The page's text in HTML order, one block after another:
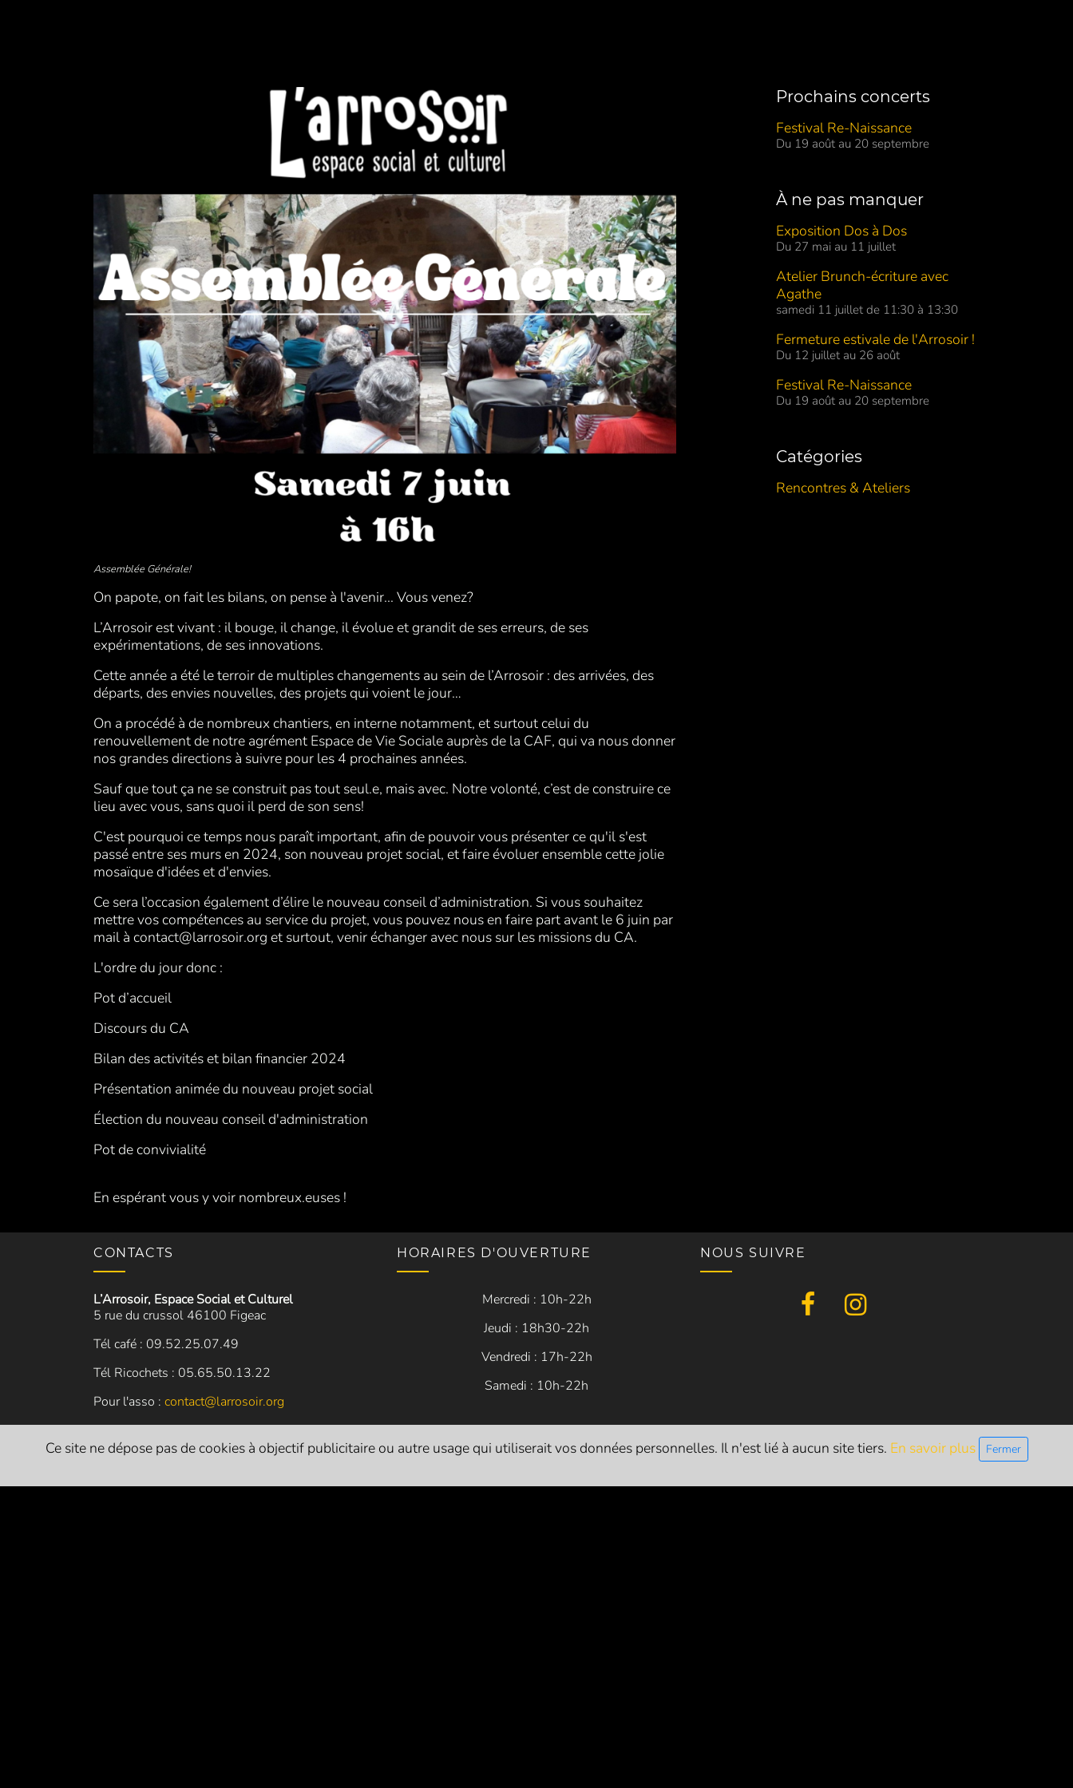
Assemblée Générale!
On papote, on fait les bilans, on pense à l'avenir... Vous venez?
L’Arrosoir est vivant : il bouge, il change, il évolue et grandit de ses erreurs, de ses
expérimentations, de ses innovations.
Cette année a été le terroir de multiples changements au sein de l’Arrosoir : des arrivées, des
départs, des envies nouvelles, des projets qui voient le jour…
On a procédé à de nombreux chantiers, en interne notamment, et surtout celui du
renouvellement de notre agrément Espace de Vie Sociale auprès de la CAF, qui va nous donner
nos grandes directions à suivre pour les 4 prochaines années.
Sauf que tout ça ne se construit pas tout seul.e, mais avec. Notre volonté, c’est de construire ce
lieu avec vous, sans quoi il perd de son sens!
C'est pourquoi ce temps nous paraît important, afin de pouvoir vous présenter ce qu'il s'est
passé entre ses murs en 2024, son nouveau projet social, et faire évoluer ensemble cette jolie
mosaïque d'idées et d'envies.
Ce sera l’occasion également d’élire le nouveau conseil d’administration. Si vous souhaitez
mettre vos compétences au service du projet, vous pouvez nous en faire part avant le 6 juin par
mail à contact@larrosoir.org et surtout, venir échanger avec nous sur les missions du CA.
L'ordre du jour donc :
Pot d’accueil
Discours du CA
Bilan des activités et bilan financier 2024
Présentation animée du nouveau projet social
Élection du nouveau conseil d'administration
Pot de convivialité
En espérant vous y voir nombreux.euses !
Prochains concerts
Festival Re-Naissance
Du 19 août au 20 septembre
À ne pas manquer
Exposition Dos à Dos
Du 27 mai au 11 juillet
Atelier Brunch-écriture avec
Agathe
samedi 11 juillet de 11:30 à 13:30
Fermeture estivale de l'Arrosoir !
Du 12 juillet au 26 août
Festival Re-Naissance
Du 19 août au 20 septembre
Catégories
Rencontres & Ateliers
CONTACTS
L’Arrosoir, Espace Social et Culturel
5 rue du crussol 46100 Figeac
Tél café : 09.52.25.07.49
Tél Ricochets : 05.65.50.13.22
Pour l'asso : contact@larrosoir.org
HORAIRES D'OUVERTURE
Mercredi : 10h-22h
Jeudi : 18h30-22h
Vendredi : 17h-22h
Samedi : 10h-22h
NOUS SUIVRE
Ce site ne dépose pas de cookies à objectif publicitaire ou autre usage qui utiliserait vos données personnelles. Il n'est lié à aucun site tiers. En savoir plus Fermer